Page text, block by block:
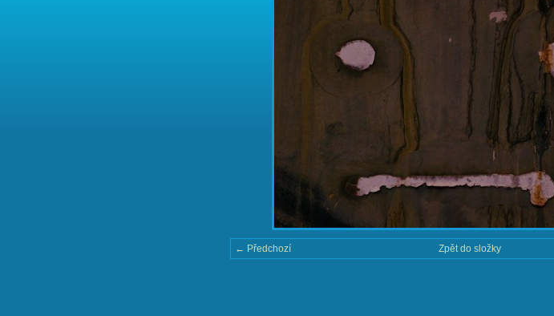
← Předchozí Zpět do složky